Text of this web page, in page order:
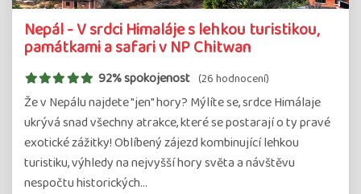
Nepál - V srdci Himaláje s lehkou turistikou,
památkami a safari v NP Chitwan
92% spokojenost (26 hodnocení)
Že v Nepálu najdete "jen" hory? Mýlíte se, srdce Himálaje
ukrývá snad všechny atrakce, které se postarají o ty pravé
exotické zážitky! Oblíbený zájezd kombinující lehkou
turistiku, výhledy na nejvyšší hory světa a návštěvu
nespočtu historických…